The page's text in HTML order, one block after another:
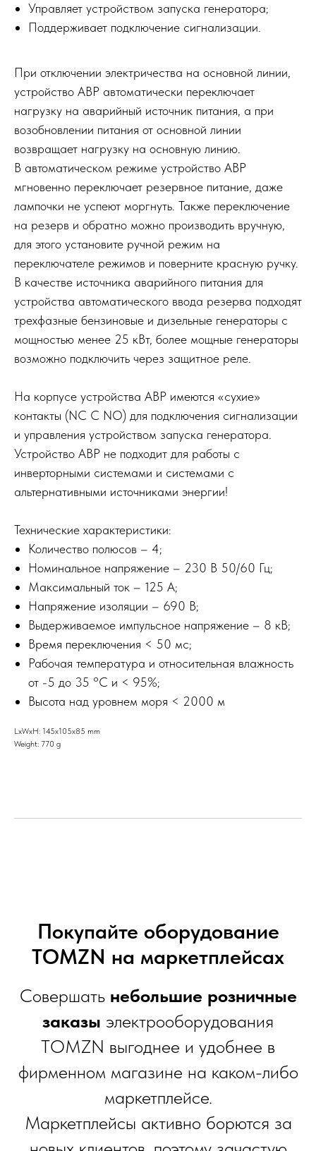
Управляет устройством запуска генератора;
Поддерживает подключение сигнализации.
При отключении электричества на основной линии,
устройство АВР автоматически переключает
нагрузку на аварийный источник питания, а при
возобновлении питания от основной линии
возвращает нагрузку на основную линию.
В автоматическом режиме устройство АВР
мгновенно переключает резервное питание, даже
лампочки не успеют моргнуть. Также переключение
на резерв и обратно можно производить вручную,
для этого установите ручной режим на
переключателе режимов и поверните красную ручку.
В качестве источника аварийного питания для
устройства автоматического ввода резерва подходят
трехфазные бензиновые и дизельные генераторы с
мощностью менее 25 кВт, более мощные генераторы
возможно подключить через защитное реле.
На корпусе устройства АВР имеются «сухие»
контакты (NC C NO) для подключения сигнализации
и управления устройством запуска генератора.
Устройство АВР не подходит для работы с
инверторными системами и системами с
альтернативными источниками энергии!
Технические характеристики:
Количество полюсов – 4;
Номинальное напряжение – 230 В 50/60 Гц;
Максимальный ток – 125 А;
Напряжение изоляции – 690 В;
Выдерживаемое импульсное напряжение – 8 кВ;
Время переключения < 50 мс;
Рабочая температура и относительная влажность
от -5 до 35 °C и < 95%;
Высота над уровнем моря < 2000 м
LxWxH: 145x105x85 mm
Weight: 770 g
Покупайте оборудование
TOMZN на маркетплейсах
Совершать небольшие розничные
заказы электрооборудования
TOMZN выгоднее и удобнее в
фирменном магазине на каком-либо
маркетплейсе.
Маркетплейсы активно борются за